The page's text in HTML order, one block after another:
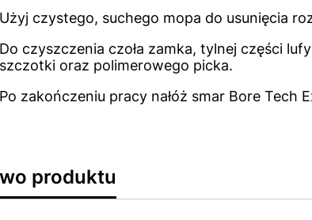
Użyj czystego, suchego mopa do usunięcia
Do czyszczenia czoła zamka, tylnej części
szczotki oraz polimerowego picka.
Po zakończeniu pracy nałóż smar Bore Tech
produktu